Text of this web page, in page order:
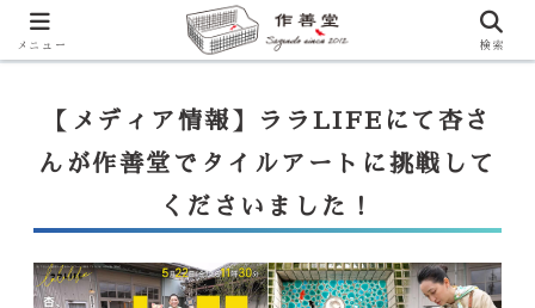
【ララLIFE】特注カウンター付シンク（40万円～）のお問合せはこ
一番下のフォームにご記入ください
【メディア情報】ララLIFEにて杏さ
んが作善堂でタイルアートに挑戦して
くださいました！
メニュー 検索